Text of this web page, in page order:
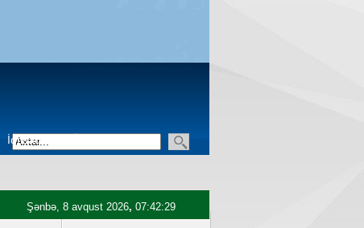
İqtisadiyyat
Şənbə, 8 avqust 2026, 07:42:30